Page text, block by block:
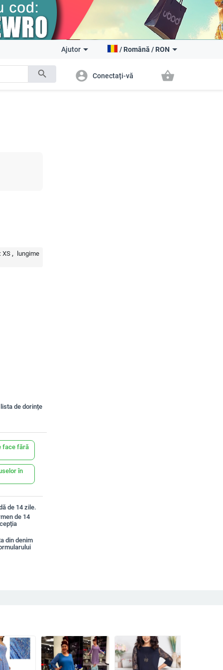
search
Ajutor / Română / RON
account_circle Conectați-vă shopping_basket
XS
lungime
de dorințe
face fără
în
de 14 zile.
de 14
din denim